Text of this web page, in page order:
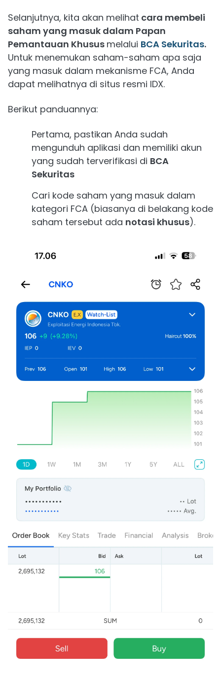
Selanjutnya, kita akan melihat cara membeli
saham yang masuk dalam Papan
Pemantauan Khusus melalui BCA Sekuritas.
Untuk menemukan saham-saham apa saja
yang masuk dalam mekanisme FCA, Anda
dapat melihatnya di situs resmi IDX.
Berikut panduannya:
Pertama, pastikan Anda sudah
mengunduh aplikasi dan memiliki akun
yang sudah terverifikasi di BCA
Sekuritas
Cari kode saham yang masuk dalam
kategori FCA (biasanya di belakang kode
saham tersebut ada notasi khusus).